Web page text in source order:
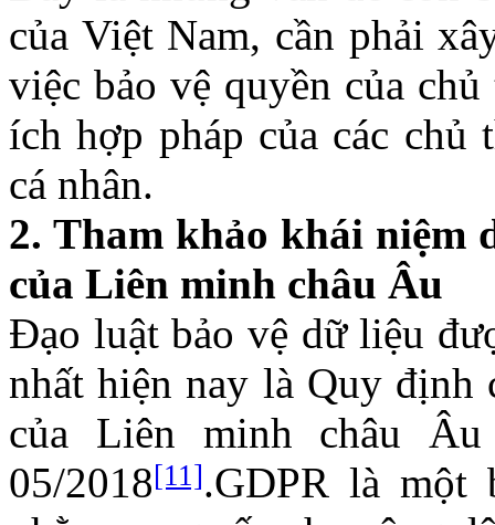
của Việt Nam, cần phải
việc bảo vệ quyền của
ích hợp pháp của các
cá nhân.
2. Tham khảo khái niệm
của Liên minh châu Âu
Đạo luật bảo vệ dữ liệu
nhất hiện nay là Quy định
của Liên minh châu
05/2018[11].GDPR là một